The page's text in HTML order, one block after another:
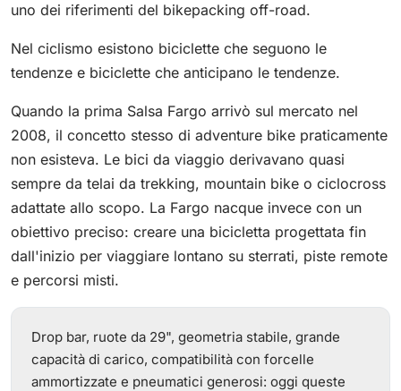
uno dei riferimenti del bikepacking off-road.
Nel ciclismo esistono biciclette che seguono le
tendenze e biciclette che anticipano le tendenze.
Quando la prima Salsa Fargo arrivò sul mercato nel
2008, il concetto stesso di adventure bike praticamente
non esisteva. Le bici da viaggio derivavano quasi
sempre da telai da trekking, mountain bike o ciclocross
adattate allo scopo. La Fargo nacque invece con un
obiettivo preciso: creare una bicicletta progettata fin
dall'inizio per viaggiare lontano su sterrati, piste remote
e percorsi misti.
Drop bar, ruote da 29", geometria stabile, grande
capacità di carico, compatibilità con forcelle
ammortizzate e pneumatici generosi: oggi queste